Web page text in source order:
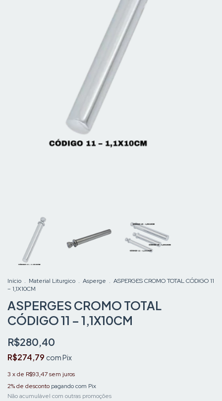
Início . Material Liturgico . Asperge . ASPERGES CROMO TOTAL CÓDIGO 11
– 1,1X10CM
ASPERGES CROMO TOTAL
CÓDIGO 11 – 1,1X10CM
R$280,40
R$274,79 comPix
3 x de R$93,47sem juros
2% de desconto pagando com Pix
Não acumulável com outras promoções